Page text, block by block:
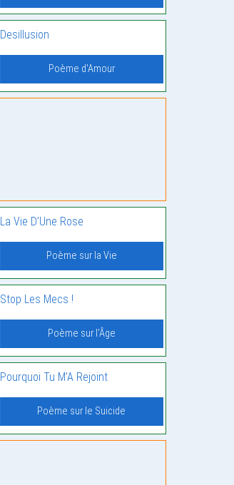
Desillusion
Poème d'Amour
La Vie D’Une Rose
Poème sur la Vie
Stop Les Mecs !
Poème sur l'Âge
Pourquoi Tu M’A Rejoint
Poème sur le Suicide